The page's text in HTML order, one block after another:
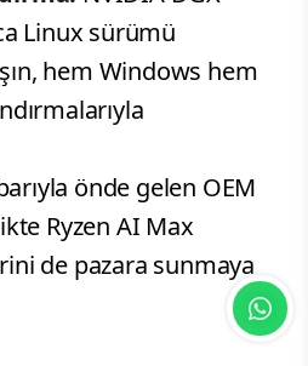
Linux sürümü
hem Windows hem
önde gelen OEM
Ryzen AI Max
de pazara sunmaya